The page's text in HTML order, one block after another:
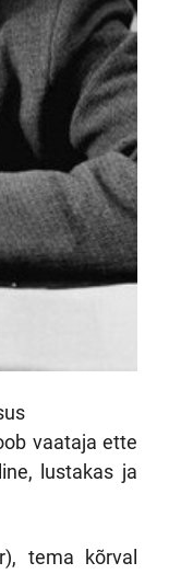
vaataja ette
lustakas ja
tema kõrval